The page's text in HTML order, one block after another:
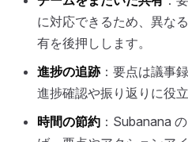
に対応できるため、異な
有を後押しします。
進捗の追跡：要点は議事
進捗確認や振り返りに役立
時間の節約 ：Subanana